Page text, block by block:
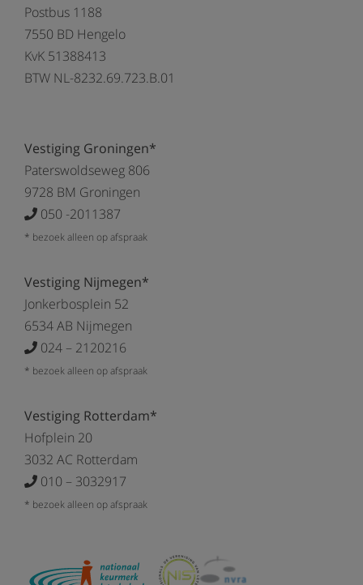
Postbus 1188
7550 BD Hengelo
KvK 51388413
BTW NL-8232.69.723.B.01
Vestiging Groningen*
Paterswoldseweg 806
9728 BM Groningen
050 -2011387
* bezoek alleen op afspraak
Vestiging Nijmegen*
Jonkerbosplein 52
6534 AB Nijmegen
024 – 2120216
* bezoek alleen op afspraak
Vestiging Rotterdam*
Hofplein 20
3032 AC Rotterdam
010 – 3032917
* bezoek alleen op afspraak